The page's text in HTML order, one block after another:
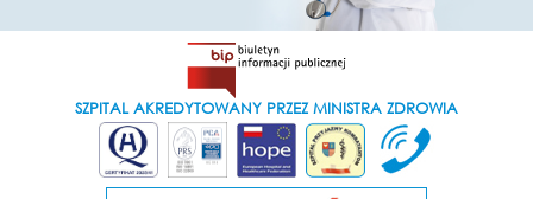
SZPITAL AKREDYTOWANY PRZEZ MINISTRA ZDROWIA